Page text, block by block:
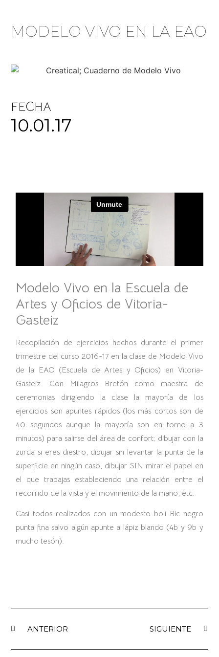
MODELO VIVO EN LA EAO
FECHA
10.01.17
Modelo Vivo en la Escuela de
Artes y Oficios de Vitoria-
Gasteiz
Recopilación de ejercicios hechos durante el primer
trimestre del curso 2016-17 en la clase de Modelo Vivo
de la EAO (Escuela de Artes y Oficios) en Vitoria-
Gasteiz. Con Milagros Bretón como maestra de
ceremonias dirigiendo la clase la mayoría de los
ejercicios son apuntes rápidos (los más cortos son de
40 segundos aunque la mayoría son en torno a 3
minutos) para salirse del área de confort; dibujar con la
zurda si eres diestro, dibujar sin levantar la punta de la
superficie en ningún caso, dibujar SIN mirar el papel en
el que trabajas estableciendo una relación entre el
recorrido de la vista y el movimiento de la mano, etc.
Casi todos realizados con un modesto boli Bic negro
punta fina salvo algún apunte a lápiz blando (4b y 9b y
mucho tesón).
ANTERIOR SIGUIENTE